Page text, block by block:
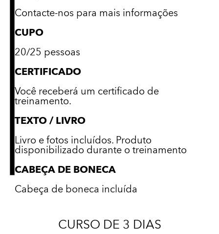
Contacte-nos para mais informações
CUPO
20/25 pessoas
CERTIFICADO
Você receberá um certificado de
treinamento.
TEXTO / LIVRO
Livro e fotos incluídos. Produto
disponibilizado durante o treinamento
CABEÇA DE BONECA
Cabeça de boneca incluída
CURSO DE 3 DIAS